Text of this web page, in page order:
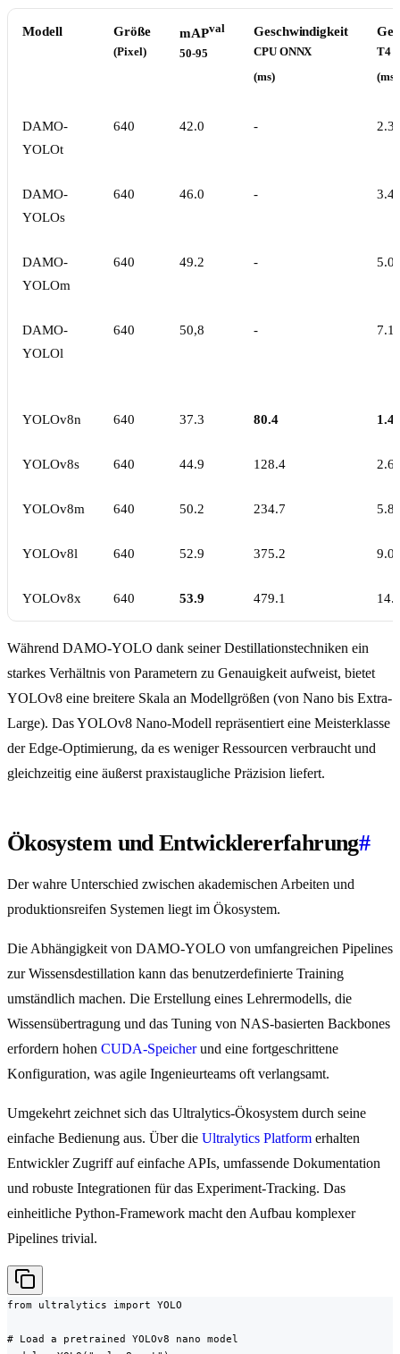
Modell Größe
(Pixel)
mAPval
50-95
Geschwindigkeit
CPU ONNX
(ms)
T4
(ms)
DAMO-
YOLOt
640 42.0 -
DAMO-
YOLOs
640 46.0 -
DAMO-
YOLOm
640 49.2 -
DAMO-
YOLOl
640 50,8 -
YOLOv8n 640 37.3 80.4
YOLOv8s 640 44.9 128.4
YOLOv8m 640 50.2 234.7
YOLOv8l 640 52.9 375.2
YOLOv8x 640 53.9 479.1
Während DAMO-YOLO dank seiner Destillationstechniken ein
starkes Verhältnis von Parametern zu Genauigkeit aufweist, bietet
YOLOv8 eine breitere Skala an Modellgrößen (von Nano bis Extra-
Large). Das YOLOv8 Nano-Modell repräsentiert eine Meisterklasse
der Edge-Optimierung, da es weniger Ressourcen verbraucht und
gleichzeitig eine äußerst praxistaugliche Präzision liefert.
Ökosystem und Entwicklererfahrung#
Der wahre Unterschied zwischen akademischen Arbeiten und
produktionsreifen Systemen liegt im Ökosystem.
Die Abhängigkeit von DAMO-YOLO von umfangreichen Pipelines
zur Wissensdestillation kann das benutzerdefinierte Training
umständlich machen. Die Erstellung eines Lehrermodells, die
Wissensübertragung und das Tuning von NAS-basierten Backbones
erfordern hohen CUDA-Speicherund eine fortgeschrittene
Konfiguration, was agile Ingenieurteams oft verlangsamt.
Umgekehrt zeichnet sich das Ultralytics-Ökosystem durch seine
einfache Bedienung aus. Über die Ultralytics Platform erhalten
Entwickler Zugriff auf einfache APIs, umfassende Dokumentation
und robuste Integrationen für das Experiment-Tracking. Das
einheitliche Python-Framework macht den Aufbau komplexer
Pipelines trivial.
from ultralytics import YOLO
# Load a pretrained YOLOv8 nano model